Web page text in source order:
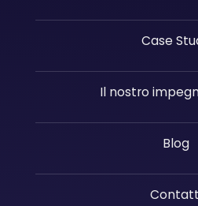
Case
Il nostro
Blog